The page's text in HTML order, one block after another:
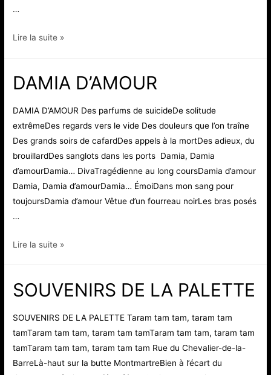
…
AKHÉNATON
Lire la suite »
DAMIA D’AMOUR
DAMIA D’AMOUR Des parfums de suicideDe solitude
extrêmeDes regards vers le vide Des douleurs que l’on traîne
Des grands soirs de cafardDes appels à la mortDes adieux, du
brouillardDes sanglots dans les ports Damia, Damia
d’amourDamia… DivaTragédienne au long coursDamia d’amour
Damia, Damia d’amourDamia… ÉmoiDans mon sang pour
toujoursDamia d’amour Vêtue d’un fourreau noirLes bras posés
…
DAMIA
Lire la suite »
SOUVENIRS DE LA PALETTE
SOUVENIRS DE LA PALETTE Taram tam tam, taram tam
tamTaram tam tam, taram tam tamTaram tam tam, taram tam
tamTaram tam tam, taram tam tam Rue du Chevalier-de-la-
BarreLà-haut sur la butte MontmartreBien à l’écart du